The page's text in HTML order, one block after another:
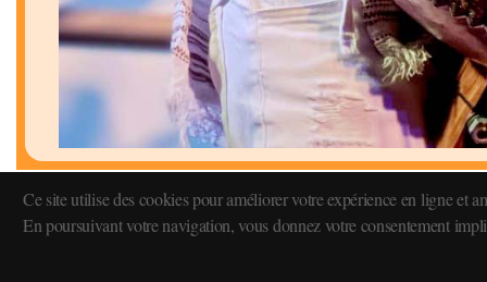
Ce site utilise des cookies pour améliorer votre expérience en ligne et
En poursuivant votre navigation, vous donnez votre consentement